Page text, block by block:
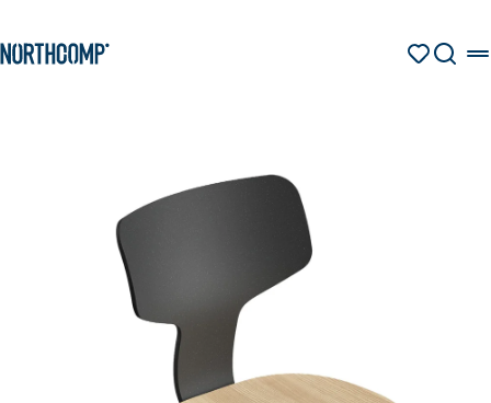
Zur Navigation springen
SUCHE
Sprache auswählen